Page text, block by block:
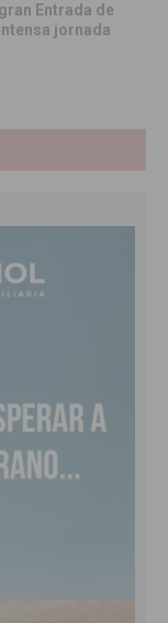
Entrada de
jornada